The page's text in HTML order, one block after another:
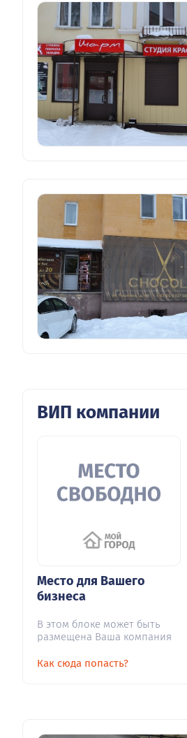
ВИП компании
Место для Вашего
бизнеса
В этом блоке может быть
размещена Ваша компания
Как сюда попасть?